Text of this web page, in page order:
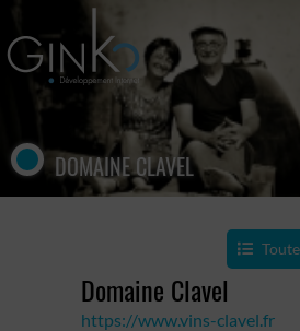
DOMAINE CLAVEL
Domaine Clavel
https://www.vins-clavel.fr